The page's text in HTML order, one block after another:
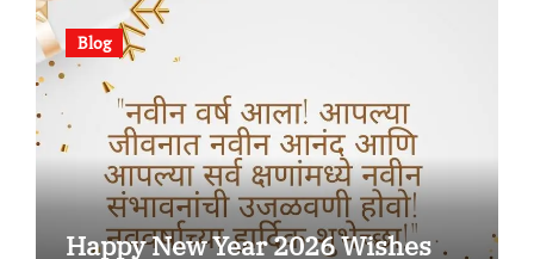
Blog
Happy New Year 2026 Wishes